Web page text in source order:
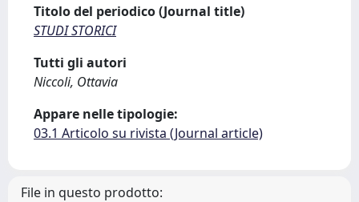
Titolo del periodico (Journal title)
STUDI STORICI
Tutti gli autori
Niccoli, Ottavia
Appare nelle tipologie:
03.1 Articolo su rivista (Journal article)
File in questo prodotto: